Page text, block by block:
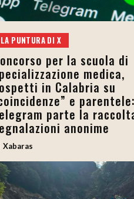
LA PUNTURA DI X
per la scuola di
medica,
in Calabria su
e
parte la
anonime
Xabaras